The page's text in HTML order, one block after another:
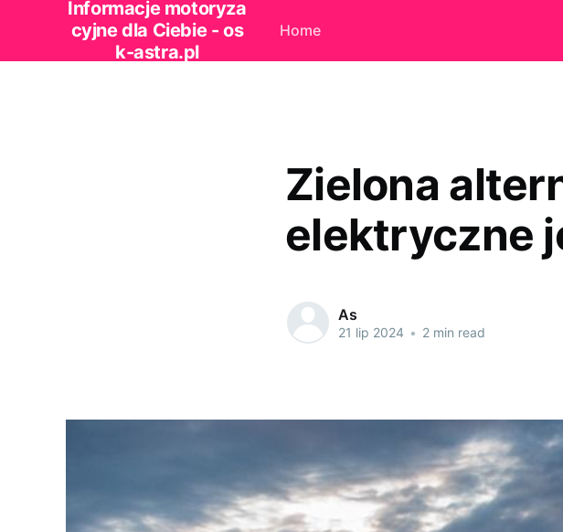
Informacje motoryza
cyjne dla Ciebie - os
k-astra.pl
Home
Zielona
elektryczne
As
21 lip 2024 • 2 min read